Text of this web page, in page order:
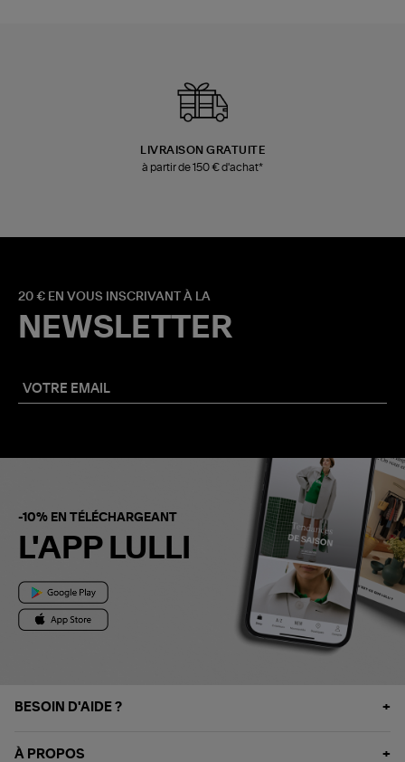
LIVRAISON GRATUITE
à partir de 150 € d'achat*
20 € EN VOUS INSCRIVANT À LA
NEWSLETTER
-10% EN TÉLÉCHARGEANT
L'APP LULLI
BESOIN D'AIDE ?
À PROPOS